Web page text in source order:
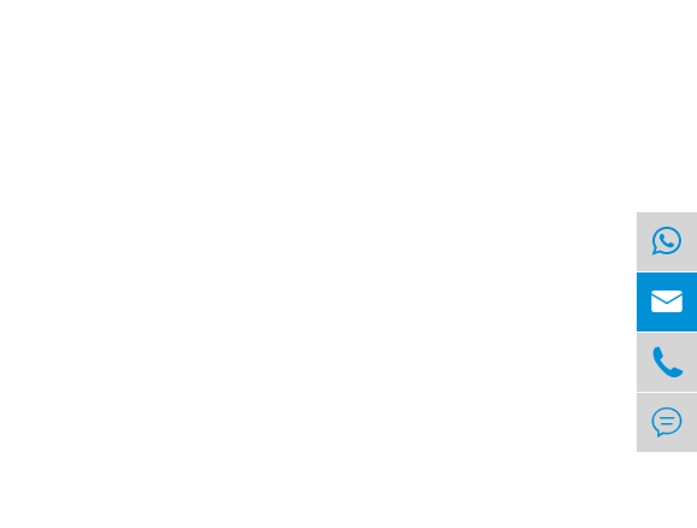


